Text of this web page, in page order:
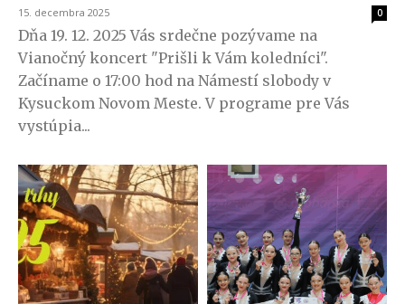
15. decembra 2025 0
Dňa 19. 12. 2025 Vás srdečne pozývame na
Vianočný koncert "Prišli k Vám koledníci".
Začíname o 17:00 hod na Námestí slobody v
Kysuckom Novom Meste. V programe pre Vás
vystúpia...